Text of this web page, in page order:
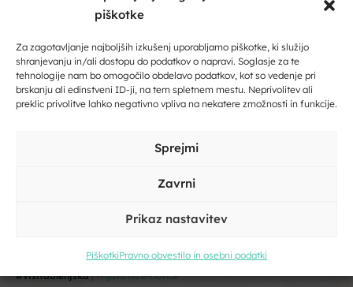
piškotke
Za zagotavljanje najboljših izkušenj uporabljamo piškotke, ki služijo
shranjevanju in/ali dostopu do podatkov o napravi. Soglasje za te
tehnologije nam bo omogočilo obdelavo podatkov, kot so vedenje pri
brskanju ali edinstveni ID-ji, na tem spletnem mestu. Neprivolitev ali
preklic privolitve lahko negativno vpliva na nekatere zmožnosti in funkcije.
Sprejmi
Zavrni
Prikaz nastavitev
PiškotkiPravno obvestilo in osebni podatki
Podbreznik 15, 8000 Novo mesto
#visitdolenjska|Prijava na e-novice
Zaupajte nam vaš e-naslov in ničesar ne boste zamudili.
Vpišite svoj e-naslov
Vpišite svoje ime in priimek
trženje in omogočiti to vsebino
Strinjam se s pogoji storitve in politiko zasebnosti. Z vašimi
osebnimi podatkibomo ravnaliskladno z evropsko uredbo o